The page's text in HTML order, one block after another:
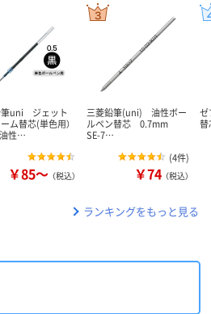
筆uni ジェット
ム替芯(単色用）
性…
￥85～ （税込）
三菱鉛筆(uni) 油性ボー
ルペン替芯 0.7mm
SE-7…
(4件)
￥74 （税込）
ランキングをもっと見る